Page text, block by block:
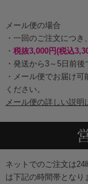
メール便の場合
・一回のご注文につき
・ 税抜3,000円(税込
・発送から3～5日前後
・メール便でお届け
ください。
メール便の詳しい説明
ネットでのご注文は
は下記の時間帯となり